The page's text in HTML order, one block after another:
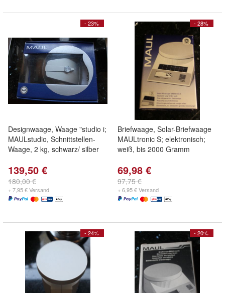
- 23%
Designwaage, Waage "studio i;
MAULstudio, Schnittstellen-
Waage, 2 kg, schwarz/ silber
139,50 €
180,00 €
+ 7,95 € Versand
- 28%
Briefwaage, Solar-Briefwaage
MAULtronic S; elektronisch;
weiß, bis 2000 Gramm
69,98 €
97,75 €
+ 6,95 € Versand
- 24% - 20%